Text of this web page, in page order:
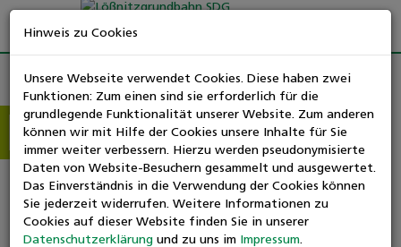
Suchen
nach:
Weingenuss auf schmaler Spur
Veranstalter: Sachsenträume
Wein – er kräftigt Freundschaften und vertieft
die Liebe. Er fördert die Kreativität und die
Herzgesundheit. Er versüßt schöne Erlebnisse
und stärkt Erinnerungen. Wein ist ein
Hinweis zu Cookies
Unsere Webseite verwendet Cookies. Diese haben zwei
Funktionen: Zum einen sind sie erforderlich für die
grundlegende Funktionalität unserer Website. Zum anderen
können wir mit Hilfe der Cookies unsere Inhalte für Sie
immer weiter verbessern. Hierzu werden pseudonymisierte
Daten von Website-Besuchern gesammelt und ausgewertet.
Das Einverständnis in die Verwendung der Cookies können
Sie jederzeit widerrufen. Weitere Informationen zu
Cookies auf dieser Website finden Sie in unserer
Datenschutzerklärung und zu uns im Impressum